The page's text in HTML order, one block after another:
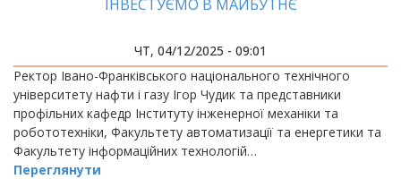
ІНВЕСТУЄМО В МАЙБУТНЄ
ЧТ, 04/12/2025 - 09:01
Ректор Івано-Франківського національного технічного
університету нафти і газу Ігор Чудик та представники
профільних кафедр Інституту інженерної механіки та
робототехніки, Факультету автоматизації та енергетики та
Факультету інформаційних технологій…
Переглянути